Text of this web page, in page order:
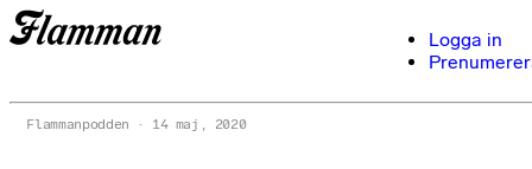
Logga in
Flammanpodden 14 maj, 2020